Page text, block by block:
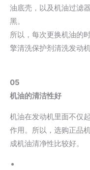
油底壳，以及机油过滤
黑。
所以，每次更换机油的
擎清洗保护剂清洗发动
05
机油的清洁性好
机油在发动机里面不仅
作用。所以，选购正品
成机油清净性比较好。